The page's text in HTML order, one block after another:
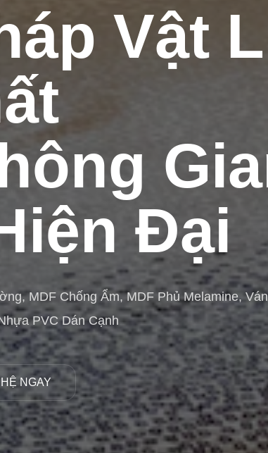
Vật
Đại
MDF Chống Ẩm, MDF Phủ Melamine,
PVC Dán Cạnh
NGAY